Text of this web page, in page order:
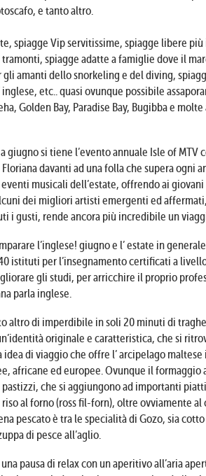
e tanto altro.
spiagge Vip servitissime, spiagge libere
spiagge adatte a famiglie dove il
amanti dello snorkeling e del diving,
etc.. quasi ovunque possibile
Golden Bay, Paradise Bay, Bugibba e
giugno si tiene l’evento annuale Isle of
davanti ad una folla che supera ogni
musicali dell’estate, offrendo ai
dei migliori artisti emergenti ed
i gusti, rende ancora più incredibile un
l’inglese! giugno e l’ estate in
istituti per l’insegnamento certificati a
gli studi, per arricchire il proprio
parla inglese.
altro di imperdibile in soli 20 minuti di
originale e caratteristica, che si
idea di viaggio che offre l’ arcipelago
africane ed europee. Ovunque il formaggio
che si aggiungono ad importanti
al forno (ross fil-forn), oltre ovviamente
pescato è tra le specialità di Gozo, sia
di pesce all’aglio.
pausa di relax con un aperitivo all’aria